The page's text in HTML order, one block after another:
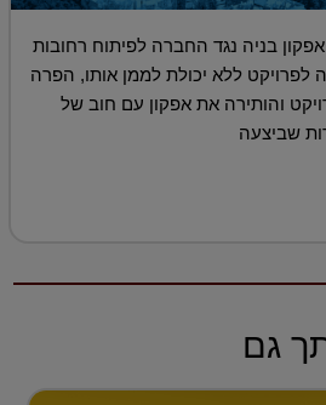
בניה נגד החברה לפיתוח רחובות
לפרויקט ללא יכולת לממן אותו, הפרה
והותירה את אפקון עם חוב של
שביצעה
גם